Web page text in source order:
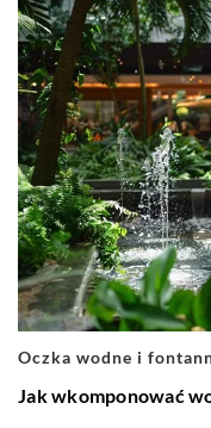
Oczka wodne i
Jak wkomponować